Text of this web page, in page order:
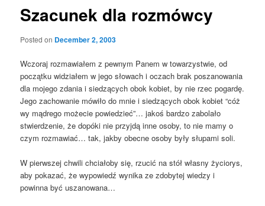
Szacunek dla rozmówcy
Posted on December 2, 2003
Wczoraj rozmawiałem z pewnym Panem w towarzystwie, od
początku widziałem w jego słowach i oczach brak poszanowania
dla mojego zdania i siedzących obok kobiet, by nie rzec pogardę.
Jego zachowanie mówiło do mnie i siedzących obok kobiet “cóż
wy mądrego możecie powiedzieć”… jakoś bardzo zabolało
stwierdzenie, że dopóki nie przyjdą inne osoby, to nie mamy o
czym rozmawiać… tak, jakby obecne osoby były słupami soli.
W pierwszej chwili chciałoby się, rzucić na stół własny życiorys,
aby pokazać, że wypowiedź wynika ze zdobytej wiedzy i
powinna być uszanowana…